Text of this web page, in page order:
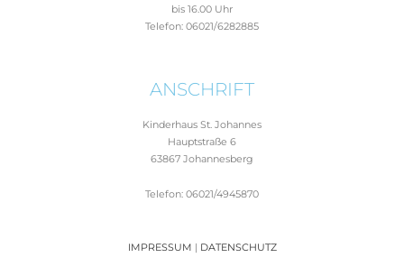
bis 16.00 Uhr
Telefon: 06021/6282885
ANSCHRIFT
Kinderhaus St. Johannes
Hauptstraße 6
63867 Johannesberg
Telefon: 06021/4945870
IMPRESSUM | DATENSCHUTZ